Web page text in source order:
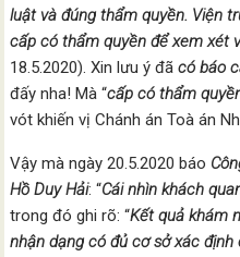
luật và đúng thẩm quyền. Viện
cấp có thẩm quyền để xem xét
18.5.2020). Xin lưu ý đãcó báo
đấy nha! Mà “cấp có thẩm
vót khiến vị Chánh án Toà án
Vậy mà ngày 20.5.2020 báo
Hồ Duy Hải: “Cái nhìn khách
trong đó ghi rõ: “Kết quả khám
nhận dạng có đủ cơ sở xác